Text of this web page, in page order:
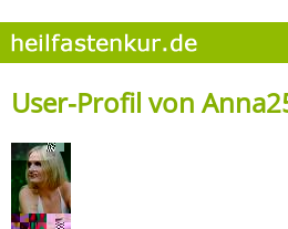
User-Profil von